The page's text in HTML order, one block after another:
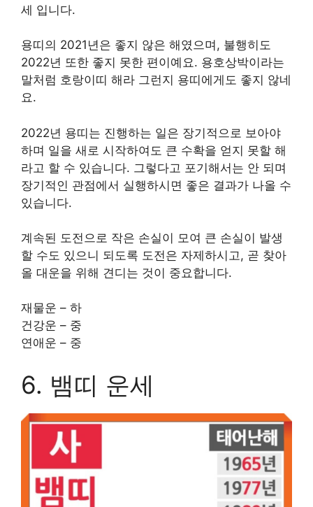
세 입니다.
용띠의 2021년은 좋지 않은 해였으며, 불행히도
2022년 또한 좋지 못한 편이예요. 용호상박이라는
말처럼 호랑이띠 해라 그런지 용띠에게도 좋지 않네
요.
2022년 용띠는 진행하는 일은 장기적으로 보아야
하며 일을 새로 시작하여도 큰 수확을 얻지 못할 해
라고 할 수 있습니다. 그렇다고 포기해서는 안 되며
장기적인 관점에서 실행하시면 좋은 결과가 나올 수
있습니다.
계속된 도전으로 작은 손실이 모여 큰 손실이 발생
할 수도 있으니 되도록 도전은 자제하시고, 곧 찾아
올 대운을 위해 견디는 것이 중요합니다.
재물운 – 하
건강운 – 중
연애운 – 중
6. 뱀띠 운세